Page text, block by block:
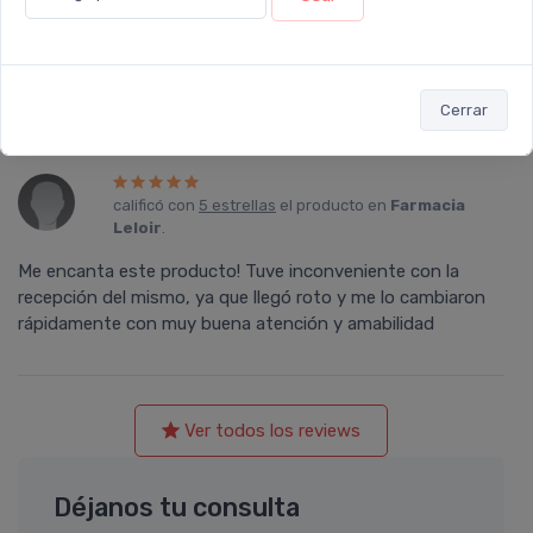
Cerrar
por trabajo y son súper prácticos y los puedo pasar bien en
calificó con 5 estrellas el producto en Farmacia
Leloir.
Me encanta este producto! Tuve inconveniente con la
recepción del mismo, ya que llegó roto y me lo cambiaron
rápidamente con muy buena atención y amabilidad
Ver todos los reviews
Déjanos tu consulta